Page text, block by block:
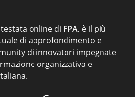
testata online di FPA, è il più
di approfondimento e
di innovatori impegnate
organizzativa e